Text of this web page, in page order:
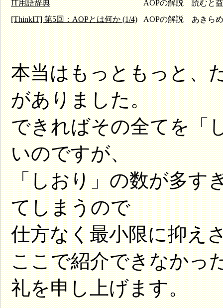
IT用語辞典
AOPの解説 読むと
[ThinkIT] 第5回：AOPとは何か (1/4)
AOPの解説 あきら
本当はもっともっと、
がありました。
できればその全てを「
いのですが、
「しおり」の数が多す
てしまうので
仕方なく最小限に抑え
ここで紹介できなかっ
礼を申し上げます。